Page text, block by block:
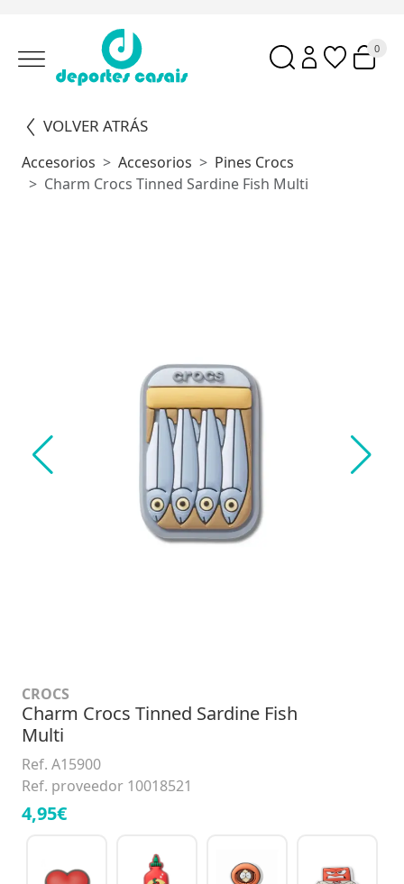
0
VOLVER ATRÁS
Accesorios Accesorios
Pines Crocs
Charm Crocs Tinned Sardine Fish Multi
CROCS
Charm Crocs Tinned Sardine Fish
Multi
Ref. A15900
Ref. proveedor 10018521
4,95€